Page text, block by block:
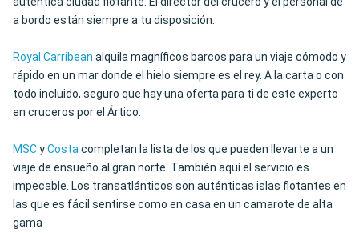
a bordo están siempre a tu disposición.
Royal Carribean alquila magníficos barcos para un viaje cómodo y
rápido en un mar donde el hielo siempre es el rey. A la carta o con
todo incluido, seguro que hay una oferta para ti de este experto
en cruceros por el Ártico.
MSCyCostacompletan la lista de los que pueden llevarte a un
viaje de ensueño al gran norte. También aquí el servicio es
impecable. Los transatlánticos son auténticas islas flotantes en
las que es fácil sentirse como en casa en un camarote de alta
gama